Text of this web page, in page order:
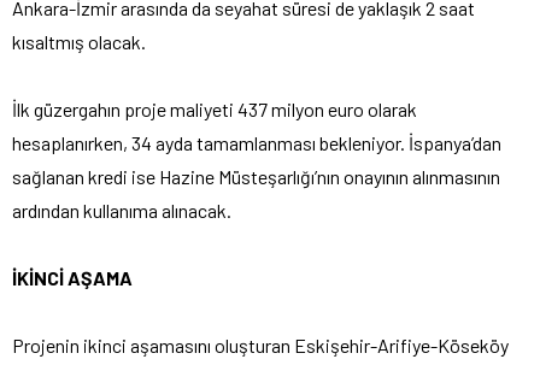
Ankara-İzmir arasında da seyahat süresi de yaklaşık 2 saat
kısaltmış olacak.
İlk güzergahın proje maliyeti 437 milyon euro olarak
hesaplanırken, 34 ayda tamamlanması bekleniyor. İspanya’dan
sağlanan kredi ise Hazine Müsteşarlığı’nın onayının alınmasının
ardından kullanıma alınacak.
İKİNCİ AŞAMA
Projenin ikinci aşamasını oluşturan Eskişehir-Arifiye-Köseköy